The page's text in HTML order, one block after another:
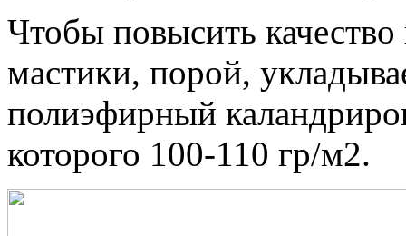
Чтобы повысить
мастики, порой,
полиэфирный
которого 100-110 гр/м2.